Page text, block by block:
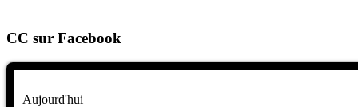
CC sur Facebook
Aujourd'hui